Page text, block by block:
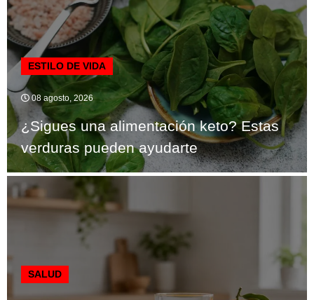
ESTILO DE VIDA
08 agosto, 2026
¿Sigues una alimentación keto? Estas
verduras pueden ayudarte
SALUD